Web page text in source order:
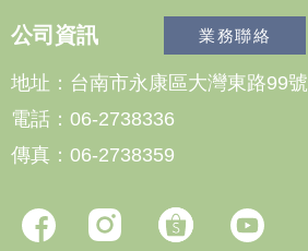
公司資訊 業務聯絡
地址：台南市永康區大灣東路99號
電話：06-2738336
傳真：06-2738359